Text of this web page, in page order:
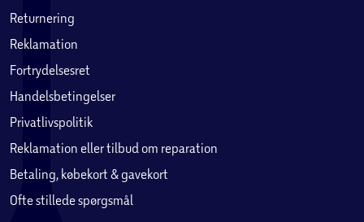
Returnering
Reklamation
Fortrydelsesret
Handelsbetingelser
Privatlivspolitik
Reklamation eller tilbud om reparation
Betaling, købekort & gavekort
Ofte stillede spørgsmål